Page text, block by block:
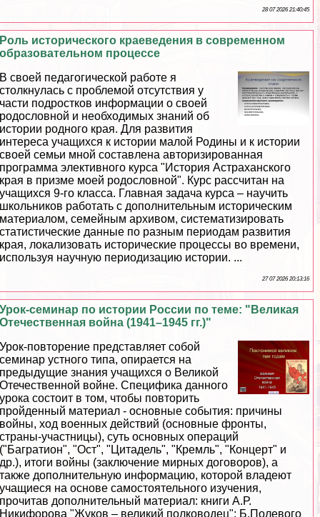
28 07 2026 21:40:45
Роль исторического краеведения в современном
образовательном процессе
В своей педагогической работе я
столкнулась с проблемой отсутствия у
части подростков информации о своей
родословной и необходимых знаний об
истории родного края. Для развития
интереса учащихся к истории малой Родины и к истории
своей семьи мной составлена авторизированная
программа элективного курса "История Астpaxaнского
края в призме моей родословной". Курс рассчитан на
учащихся 9-го класса. Главная задача курса – научить
школьников работать с дополнительным историческим
материалом, семейным архивом, систематизировать
статистические данные по разным периодам развития
края, локализовать исторические процессы во времени,
используя научную периодизацию истории. ...
27 07 2026 20:13:16
Урок-семинар по истории России по теме: "Великая
Отечественная война (1941–1945 гг.)"
Урок-повторение представляет собой
семинар устного типа, опирается на
предыдущие знания учащихся о Великой
Отечественной войне. Специфика данного
урока состоит в том, чтобы повторить
пройденный материал - основные события: причины
войны, ход военных действий (основные фронты,
страны-участницы), суть основных операций
("Багратион", "Ост", "Цитадель", "Кремль", "Концерт" и
др.), итоги войны (заключение мирных договоров), а
также дополнительную информацию, которой владеют
учащиеся на основе самостоятельного изучения,
прочитав дополнительный материал: книги А.Р.
Никифорова "Жуков – великий полководец"; Б.Полевого